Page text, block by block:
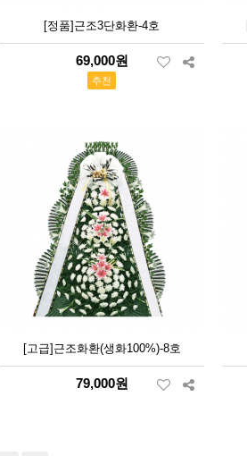
[정품]근조3단화환-4호
69,000원
추천
[고급]근조화환(생화100%)-8호
79,000원